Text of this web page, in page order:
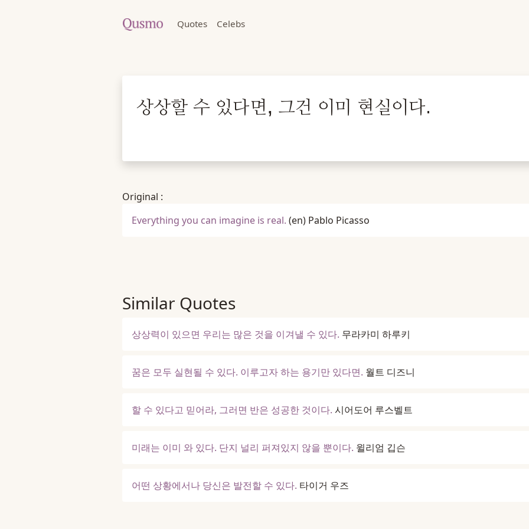
Quotes Celebs
상상할 수 있다면, 그건 이미 현실이다.
Original :
Everything you can imagine is real. (en) Pablo Picasso
Similar Quotes
상상력이 있으면 우리는 많은 것을 이겨낼 수 있다. 무라카미 하루키
꿈은 모두 실현될 수 있다. 이루고자 하는 용기만 있다면. 월트 디즈니
할 수 있다고 믿어라, 그러면 반은 성공한 것이다. 시어도어 루스벨트
미래는 이미 와 있다. 단지 널리 퍼져있지 않을 뿐이다. 윌리엄 깁슨
어떤 상황에서나 당신은 발전할 수 있다. 타이거 우즈